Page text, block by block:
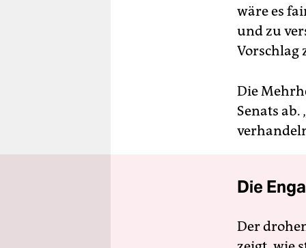
wäre es
und zu
Vorschlag
Die
Senats
Die
Der